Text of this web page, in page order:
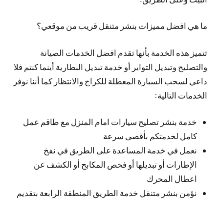
ما هي افضل مميزات بنشر متنقل قريب من موقعي؟
تتميز هذه الخدمة بأنها تقدم افضل الخدمات الصيانة
والتصليح وتبديل التواير أو خدمة تبديل البطارية أينما كنتم فلا
داعي لسحب السيارة المعطلة للكراج والانتظار كما أننا نوفر
الخدمات التالية:
خدمة بنشر تصليح سيارات امام المنزل مع طاقم عمل
كامل لخدمتكم بأقصى سرعة
نعمل في خدمة المساعدة على الطريق في نفخ
الإطارات أو تبديلها أو فحص المكابح أو الكشف عن
اعطال المحرك
نؤمن بنشر متنقل خدمة الطريق المنطقة الرابعة بتقديم